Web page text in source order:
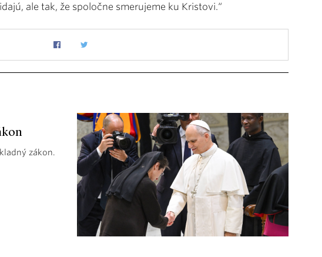
ale tak, že spoločne smerujeme ku Kristovi.“
zákon.